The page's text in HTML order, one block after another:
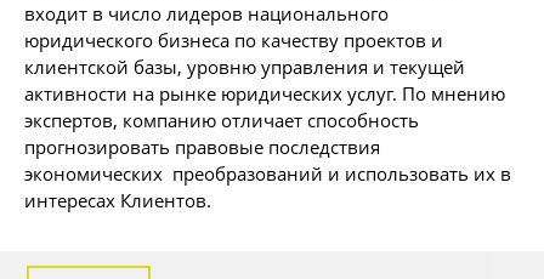
входит в число лидеров национального
юридического бизнеса по качеству проектов и
клиентской базы, уровню управления и текущей
активности на рынке юридических услуг. По мнению
экспертов, компанию отличает способность
прогнозировать правовые последствия
экономических преобразований и использовать их в
интересах Клиентов.